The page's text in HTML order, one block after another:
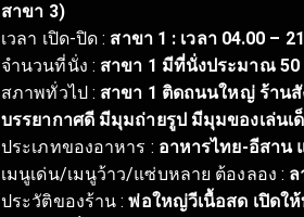
สาขา 3)
เวลา เปิด-ปิด : สาขา 1 : เวลา 04.00 –
จำนวนที่นั่ง : สาขา 1 มีที่นั่งประมาณ
สภาพทั่วไป : สาขา 1 ติดถนนใหญ่ ร้านสั
บรรยากาศดี มีมุมถ่ายรูป มีมุมของเล่น
ประเภทของอาหาร : อาหารไทย-อีสาน
เมนูเด่น/เมนูว้าว/แซ่บหลาย ต้องลอง : ล
ประวัติของร้าน :พ่อใหญ่วีเนื้อสด เปิดใ